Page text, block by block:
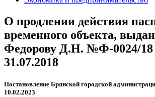
О продлении действия
временного объекта,
Федорову Д.Н. №Ф-0024/18
31.07.2018
Постановление Брянской городской
10.02.2023